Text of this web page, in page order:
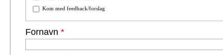
Kom med feedback/forslag
Fornavn *